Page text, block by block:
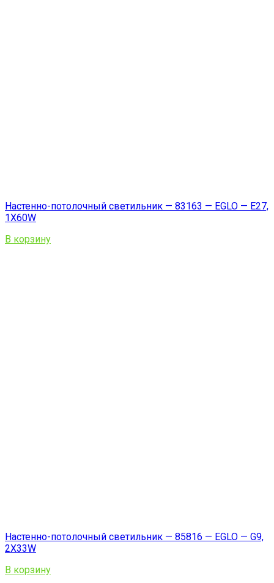
Настенно-потолочный светильник — 83163 — EGLO — E27,
1X60W
В корзину
Настенно-потолочный светильник — 85816 — EGLO — G9,
2X33W
В корзину